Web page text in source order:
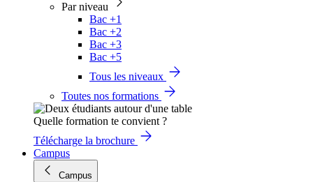
Par niveau
Bac +1
Bac +2
Bac +3
Bac +5
Tous les niveaux
Toutes nos formations
Quelle formation te convient ?
Télécharge la brochure
Campus
Campus